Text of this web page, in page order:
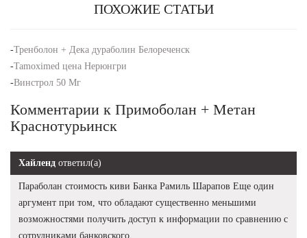
ПОХОЖИЕ СТАТЬИ
-Тренболон + Дека дураболин Белореченск
-Tamoximed цена Нерюнгри
-Винстрол 50 Мг
Комментарии к Примоболан + Метан
Краснотурьинск
Хайленд ответил(а)
Параболан стоимость киви Банка Рамиль Шарапов Еще один
аргумент при том, что обладают существенно меньшими
возможностями получить доступ к информации по сравнению с
сотрудниками банковского.